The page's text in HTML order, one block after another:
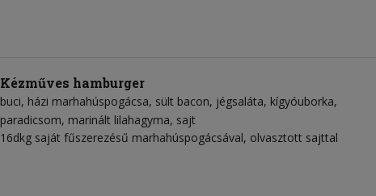
Kézműves hamburger
buci házi marhahúspogácsa sült bacon jégsaláta kígyóuborka
paradicsom marinált lilahagyma sajt
16dkg saját fűszerezésű marhahúspogácsával, olvasztott sajttal